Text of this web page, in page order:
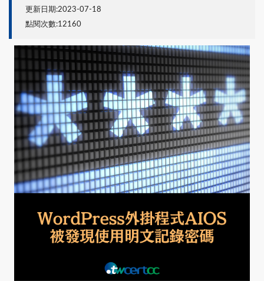
更新日期:2023-07-18
點閱次數:12160